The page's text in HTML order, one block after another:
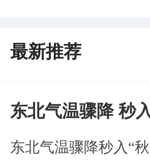
最新推荐
东北气温骤降 秒
东北气温骤降秒入“